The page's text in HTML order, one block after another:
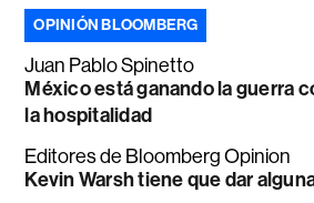
OPINIÓN BLOOMBERG
Juan Pablo Spinetto
México está ganando la guerra
la hospitalidad
Editores de Bloomberg Opinion
Kevin Warsh tiene que dar